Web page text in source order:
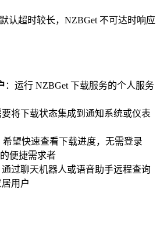
认超时较长，NZBGet 不可达时响应
：运行 NZBGet 下载服务的个人服务
要将下载状态集成到通知系统或仪表
希望快速查看下载进度，无需登录
便捷需求者
通过聊天机器人或语音助手远程查询
用户